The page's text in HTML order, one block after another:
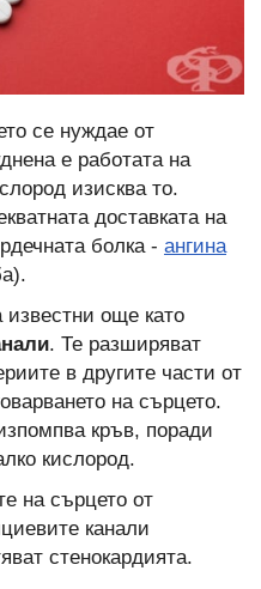
се нуждае от
е работата на
изисква то.
доставката на
болка - ангина
известни още като
. Те разширяват
в другите части от
на сърцето.
кръв, поради
кислород.
на сърцето от
канали
стенокардията.